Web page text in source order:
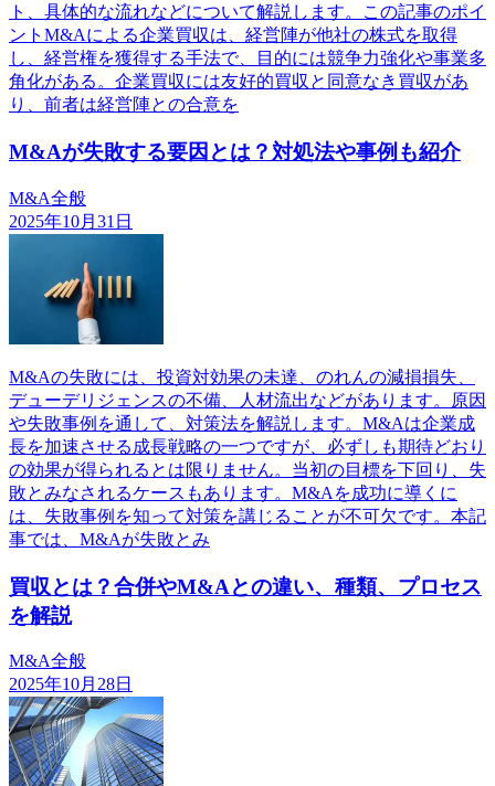
ト、具体的な流れなどについて解説します。この記事のポイ
ントM&Aによる企業買収は、経営陣が他社の株式を取得
し、経営権を獲得する手法で、目的には競争力強化や事業多
角化がある。企業買収には友好的買収と同意なき買収があ
り、前者は経営陣との合意を
M&Aが失敗する要因とは？対処法や事例も紹介
M&A全般
2025年10月31日
M&Aの失敗には、投資対効果の未達、のれんの減損損失、
デューデリジェンスの不備、人材流出などがあります。原因
や失敗事例を通して、対策法を解説します。M&Aは企業成
長を加速させる成長戦略の一つですが、必ずしも期待どおり
の効果が得られるとは限りません。当初の目標を下回り、失
敗とみなされるケースもあります。M&Aを成功に導くに
は、失敗事例を知って対策を講じることが不可欠です。本記
事では、M&Aが失敗とみ
買収とは？合併やM&Aとの違い、種類、プロセス
を解説
M&A全般
2025年10月28日